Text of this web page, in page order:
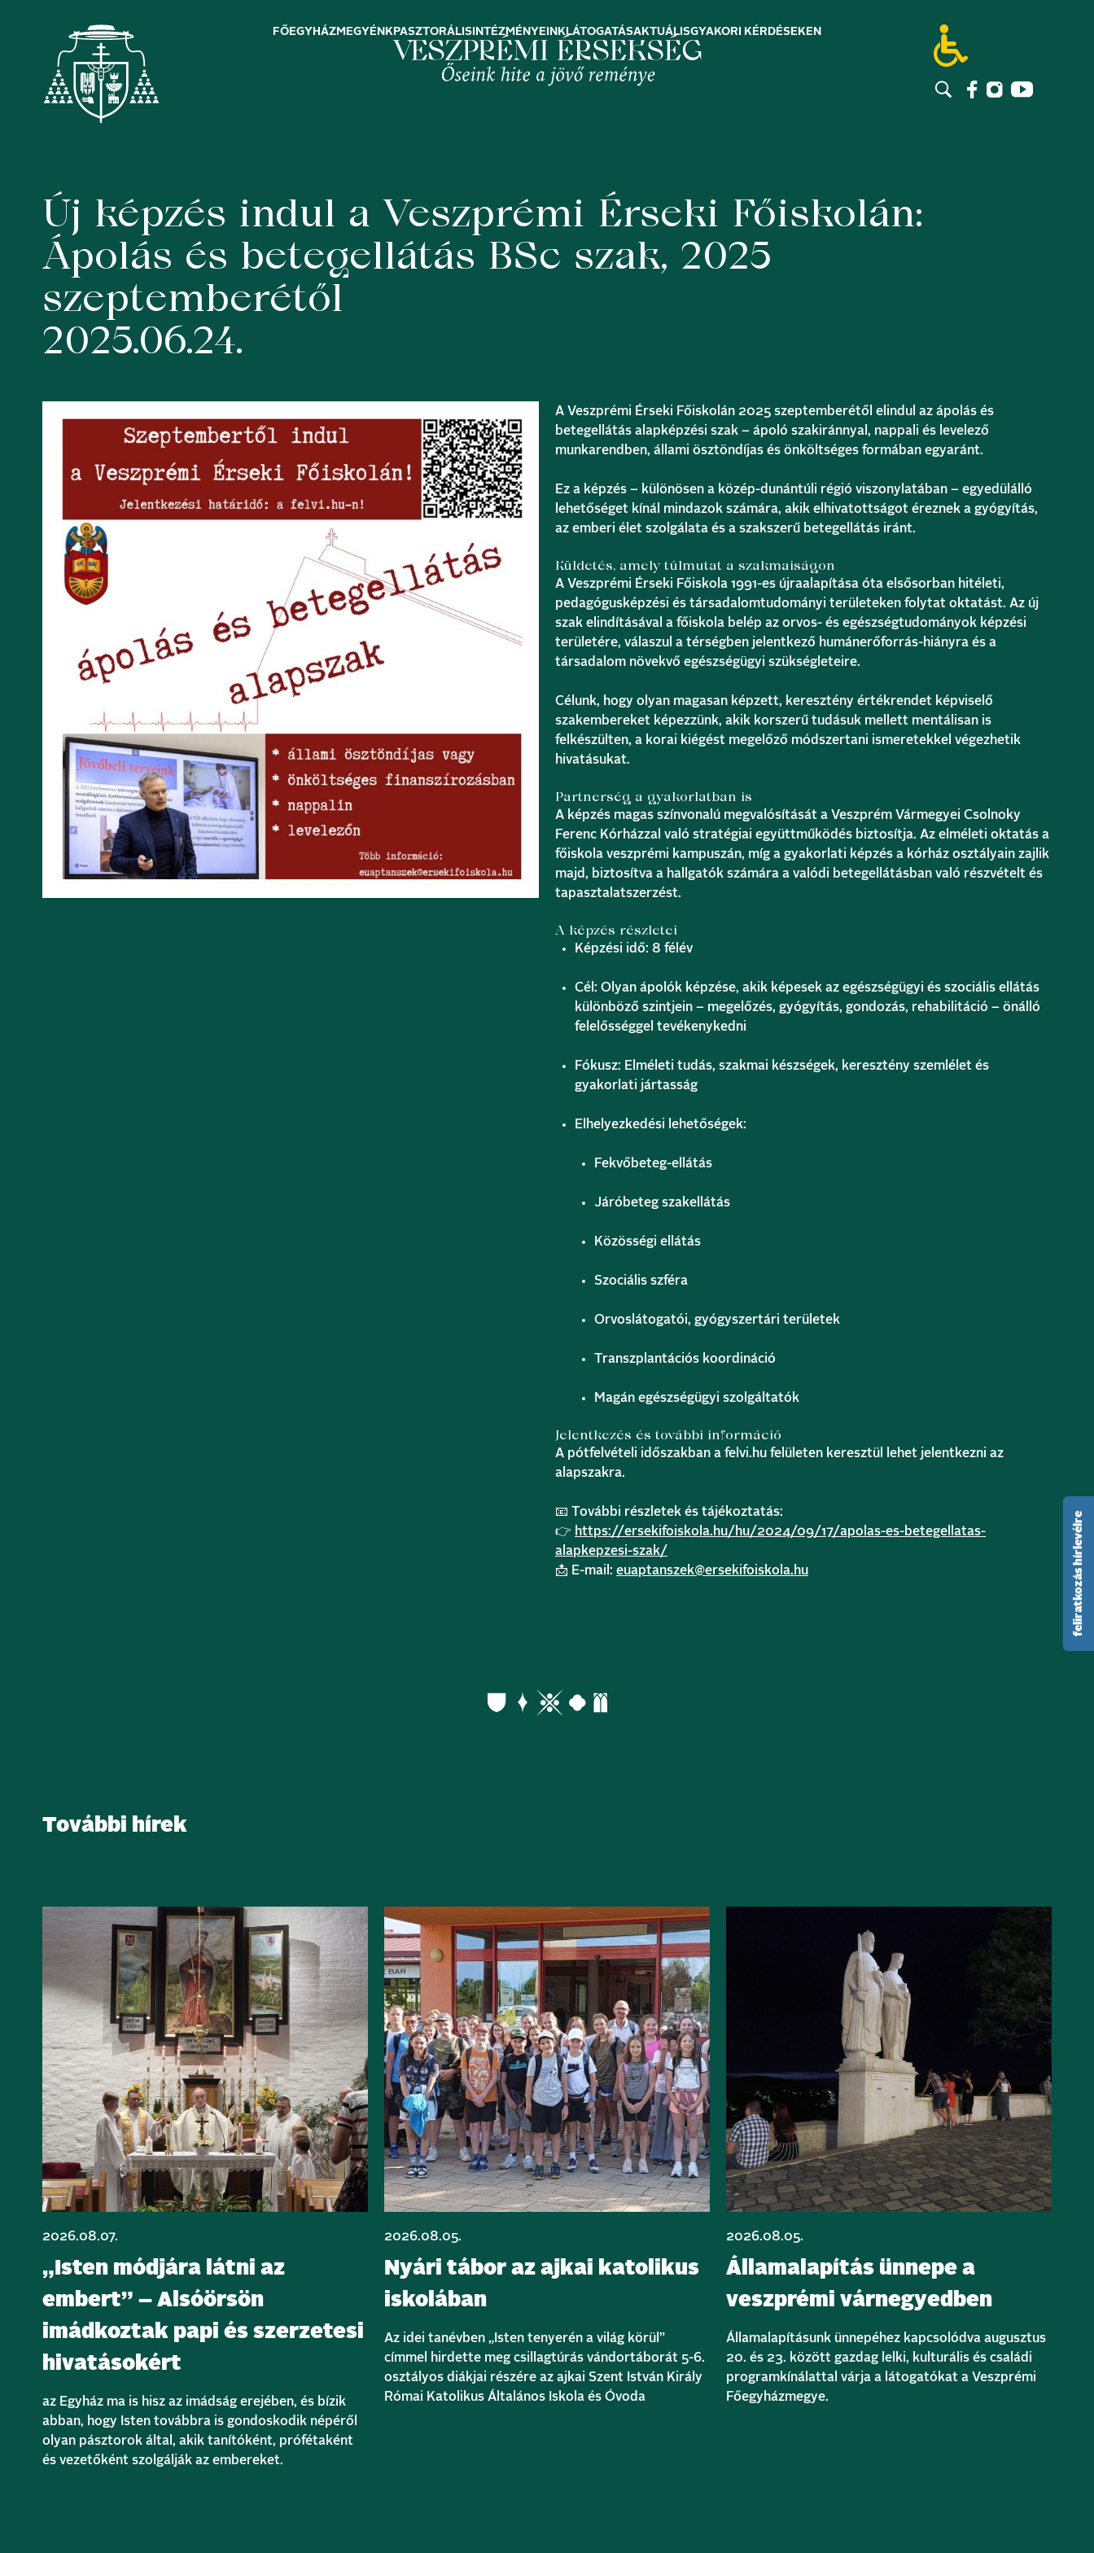
FŐEGYHÁZMEGYÉNK PASZTORÁLIS INTÉZMÉNYEINK LÁTOGATÁSAKTUÁLISGYAKORI KÉRDÉSEK EN
Új képzés indul a Veszprémi Érseki Főiskolán:
Ápolás és betegellátás BSc szak, 2025
szeptemberétől
2025.06.24.
A Veszprémi Érseki Főiskolán 2025 szeptemberétől elindul az ápolás és
betegellátás alapképzési szak – ápoló szakiránnyal, nappali és levelező
munkarendben, állami ösztöndíjas és önköltséges formában egyaránt.
Ez a képzés – különösen a közép-dunántúli régió viszonylatában – egyedülálló
lehetőséget kínál mindazok számára, akik elhivatottságot éreznek a gyógyítás,
az emberi élet szolgálata és a szakszerű betegellátás iránt.
Küldetés, amely túlmutat a szakmaiságon
A Veszprémi Érseki Főiskola 1991-es újraalapítása óta elsősorban hitéleti,
pedagógusképzési és társadalomtudományi területeken folytat oktatást. Az új
szak elindításával a főiskola belép az orvos- és egészségtudományok képzési
területére, válaszul a térségben jelentkező humánerőforrás-hiányra és a
társadalom növekvő egészségügyi szükségleteire.
Célunk, hogy olyan magasan képzett, keresztény értékrendet képviselő
szakembereket képezzünk, akik korszerű tudásuk mellett mentálisan is
felkészülten, a korai kiégést megelőző módszertani ismeretekkel végezhetik
hivatásukat.
Partnerség a gyakorlatban is
A képzés magas színvonalú megvalósítását a Veszprém Vármegyei Csolnoky
Ferenc Kórházzal való stratégiai együttműködés biztosítja. Az elméleti oktatás a
főiskola veszprémi kampuszán, míg a gyakorlati képzés a kórház osztályain zajlik
majd, biztosítva a hallgatók számára a valódi betegellátásban való részvételt és
tapasztalatszerzést.
A képzés részletei
Képzési idő: 8 félév
Cél: Olyan ápolók képzése, akik képesek az egészségügyi és szociális ellátás
különböző szintjein – megelőzés, gyógyítás, gondozás, rehabilitáció – önálló
felelősséggel tevékenykedni
Fókusz: Elméleti tudás, szakmai készségek, keresztény szemlélet és
gyakorlati jártasság
Elhelyezkedési lehetőségek:
Fekvőbeteg-ellátás
Járóbeteg szakellátás
Közösségi ellátás
Szociális szféra
Orvoslátogatói, gyógyszertári területek
Transzplantációs koordináció
Magán egészségügyi szolgáltatók
Jelentkezés és további információ
A pótfelvételi időszakban a felvi.hu felületen keresztül lehet jelentkezni az
alapszakra.
📧 További részletek és tájékoztatás:
👉 https://ersekifoiskola.hu/hu/2024/09/17/apolas-es-betegellatas-
alapkepzesi-szak/
📩 E-mail: euaptanszek@ersekifoiskola.hu
További hírek
2026.08.07.
„Isten módjára látni az
embert” – Alsóörsön
imádkoztak papi és szerzetesi
hivatásokért
az Egyház ma is hisz az imádság erejében, és bízik
abban, hogy Isten továbbra is gondoskodik népéről
olyan pásztorok által, akik tanítóként, prófétaként
és vezetőként szolgálják az embereket.
2026.08.05.
Nyári tábor az ajkai katolikus
iskolában
Az idei tanévben „Isten tenyerén a világ körül”
címmel hirdette meg csillagtúrás vándortáborát 5-6.
osztályos diákjai részére az ajkai Szent István Király
Római Katolikus Általános Iskola és Óvoda
2026.08.05.
Államalapítás ünnepe a
veszprémi várnegyedben
Államalapításunk ünnepéhez kapcsolódva augusztus
20. és 23. között gazdag lelki, kulturális és családi
programkínálattal várja a látogatókat a Veszprémi
Főegyházmegye.
feliratkozás hírlevélre